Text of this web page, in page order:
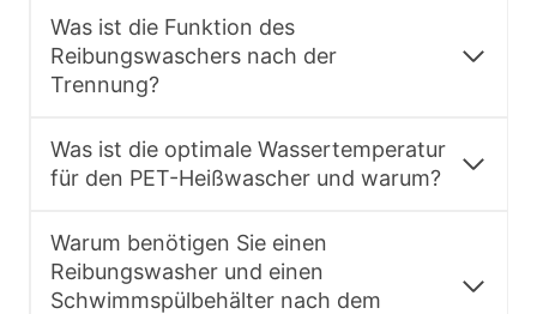
Was ist die Funktion des
Reibungswaschers nach der
Trennung?
Was ist die optimale Wassertemperatur
für den PET-Heißwascher und warum?
Warum benötigen Sie einen
Reibungswasher und einen
Schwimmspülbehälter nach dem